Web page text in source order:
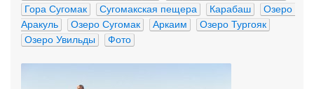
Гора Сугомак
Сугомакская пещера Карабаш
Озеро
Аракуль
Озеро Сугомак Аркаим
Озеро Тургояк
Озеро Увильды
Фото